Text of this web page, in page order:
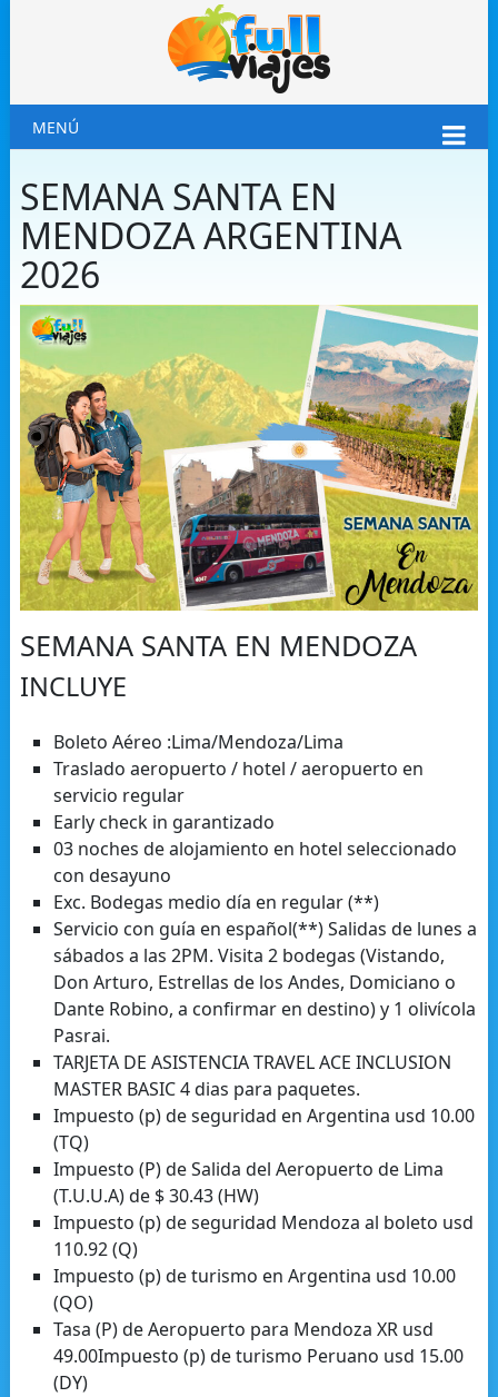
MENÚ
SEMANA SANTA EN
MENDOZA ARGENTINA
2026
SEMANA SANTA EN MENDOZA
INCLUYE
Boleto Aéreo :Lima/Mendoza/Lima
Traslado aeropuerto / hotel / aeropuerto en
servicio regular
Early check in garantizado
03 noches de alojamiento en hotel seleccionado
con desayuno
Exc. Bodegas medio día en regular (**)
Servicio con guía en español(**) Salidas de lunes a
sábados a las 2PM. Visita 2 bodegas (Vistando,
Don Arturo, Estrellas de los Andes, Domiciano o
Dante Robino, a confirmar en destino) y 1 olivícola
Pasrai.
TARJETA DE ASISTENCIA TRAVEL ACE INCLUSION
MASTER BASIC 4 dias para paquetes.
Impuesto (p) de seguridad en Argentina usd 10.00
(TQ)
Impuesto (P) de Salida del Aeropuerto de Lima
(T.U.U.A) de $ 30.43 (HW)
Impuesto (p) de seguridad Mendoza al boleto usd
110.92 (Q)
Impuesto (p) de turismo en Argentina usd 10.00
(QO)
Tasa (P) de Aeropuerto para Mendoza XR usd
49.00Impuesto (p) de turismo Peruano usd 15.00
(DY)